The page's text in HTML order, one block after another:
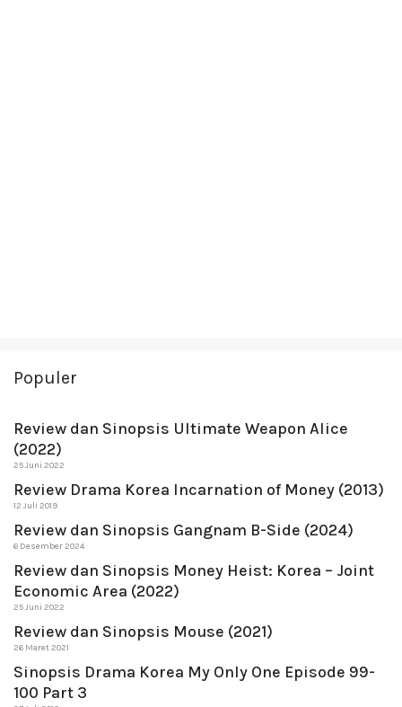
Populer
Review dan Sinopsis Ultimate Weapon Alice
(2022)
25 Juni 2022
Review Drama Korea Incarnation of Money (2013)
12 Juli 2019
Review dan Sinopsis Gangnam B-Side (2024)
6 Desember 2024
Review dan Sinopsis Money Heist: Korea – Joint
Economic Area (2022)
25 Juni 2022
Review dan Sinopsis Mouse (2021)
26 Maret 2021
Sinopsis Drama Korea My Only One Episode 99-
100 Part 3